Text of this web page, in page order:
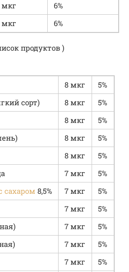
мкг
6%
мкг 6%
продуктов )
8 мкг
5%
сорт)
8 мкг
5%
8 мкг
5%
8 мкг
5%
8 мкг
5%
7 мкг
5%
сахаром 8,5% 7 мкг
5%
7 мкг
5%
7 мкг
5%
7 мкг
5%
7 мкг 5%